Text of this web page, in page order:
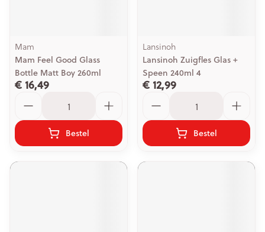
Mam
Mam Feel Good Glass
Bottle Matt Boy 260ml
€ 16,49
Bestel
Lansinoh
Lansinoh Zuigfles Glas +
Speen 240ml 4
€ 12,99
Bestel